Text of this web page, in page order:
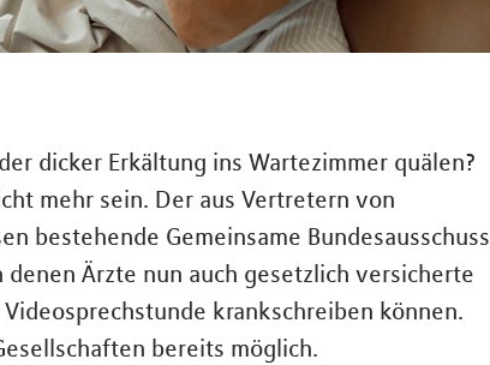
dicker Erkältung ins Wartezimmer quälen?
mehr sein. Der aus Vertretern von
bestehende Gemeinsame Bundesausschuss
Ärzte nun auch gesetzlich versicherte
krankschreiben können.
bereits möglich.